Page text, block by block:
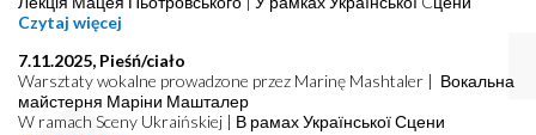
Czytaj więcej
7.11.2025, Pieśń/ciało
Warsztaty wokalne prowadzone przez Marinę Mashtaler | Вокальна
майстерня Маріни Машталер
W ramach Sceny Ukraińskiej | В рамах Української Сцени